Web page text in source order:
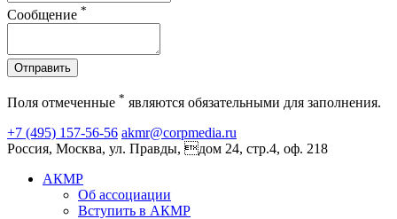
Сообщение *
Отправить
Поля отмеченные * являются обязательными для заполнения.
+7 (495) 157-56-56 akmr@corpmedia.ru
Россия, Москва, ул. Правды, дом 24, стр.4, оф. 218
АКМР
Об ассоциации
Вступить в АКМР